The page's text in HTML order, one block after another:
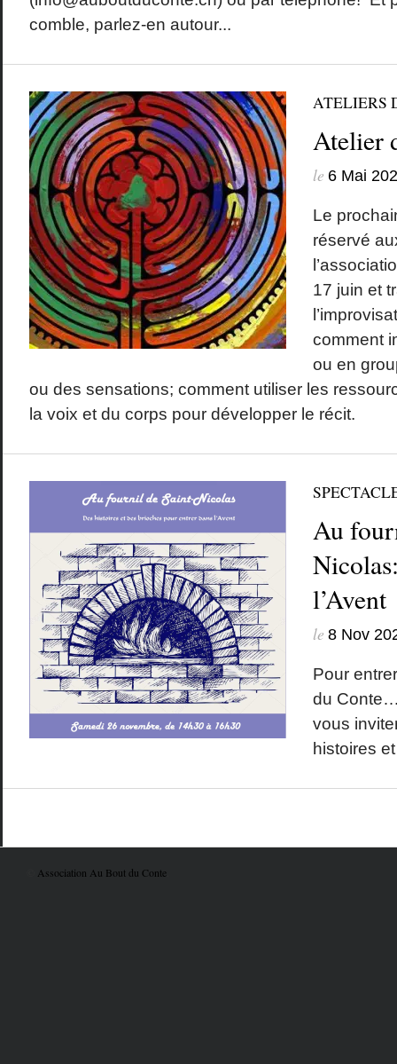
comble, parlez-en autour...
ATELIERS
Atelier
le 6 Mai
Le
réservé
17 juin et
comment
ou en
ou des sensations; comment utiliser les
la voix et du corps pour développer le récit.
Au
l’Avent
le 8 Nov
Pour
du
vous
histoires
Association Au Bout du Conte